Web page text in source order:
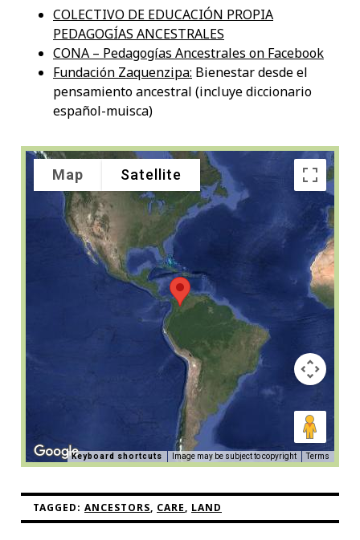
COLECTIVO DE EDUCACIÓN PROPIA
PEDAGOGÍAS ANCESTRALES
CONA – Pedagogías Ancestrales on Facebook
Fundación Zaquenzipa: Bienestar desde el
pensamiento ancestral (incluye diccionario
español-muisca)
Map Satellite
Keyboard shortcuts Image may be subject to copyright Terms
TAGGED: ANCESTORS, CARE, LAND